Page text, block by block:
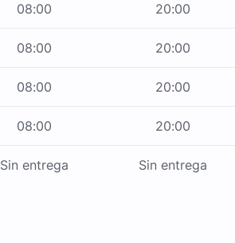
08:00 20:00
08:00 20:00
08:00 20:00
08:00 20:00
Sin entrega Sin entrega